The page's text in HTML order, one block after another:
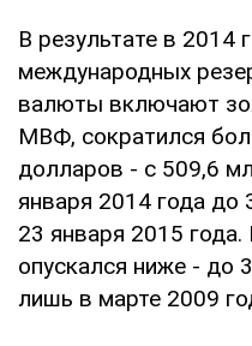
В результате в 2014
международных
валюты включают
МВФ, сократился
долларов - с 509,6
января 2014 года
23 января 2015
опускался ниже - до
лишь в марте 2009